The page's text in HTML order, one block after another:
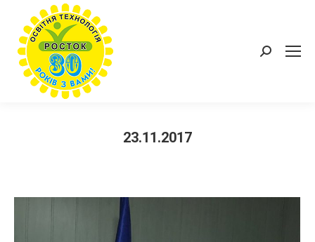
Пошук:
23.11.2017